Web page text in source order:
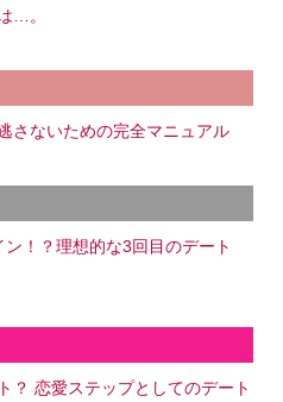
…。
さないための完全マニュアル
！？理想的な3回目のデート
？ 恋愛ステップとしてのデート